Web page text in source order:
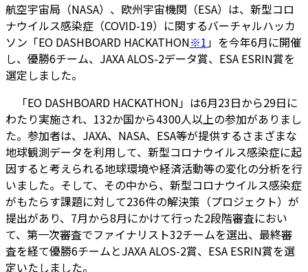
航空宇宙局（NASA）、欧州宇宙機関（ESA）は、新型コロ
ナウイルス感染症（COVID-19）に関するバーチャルハッカ
ソン「EO DASHBOARD HACKATHON※1 」を今年6月に開催
し、優勝6チーム、JAXA ALOS-2データ賞、ESA ESRIN賞を
選定しました。
「EO DASHBOARD HACKATHON」は6月23日から29日に
わたり実施され、132か国から4300人以上の参加がありまし
た。参加者は、JAXA、NASA、ESA等が提供するさまざまな
地球観測データを利用して、新型コロナウイルス感染症に起
因すると考えられる地球環境や経済活動等の変化の分析を行
いました。そして、その中から、新型コロナウイルス感染症
がもたらす課題に対して236件の解決策（プロジェクト）が
提出があり、7月から8月にかけて行った2段階審査におい
て、第一次審査でファイナリスト32チームを選出、最終審
査を経て優勝6チームとJAXA ALOS-2賞、ESA ESRIN賞を選
定いたしました。